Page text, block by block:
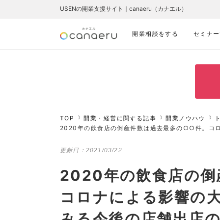
開業相談をする セミナ
USENの開業支援サイト｜canaeru（カナエル）
TOP 開業・経営に関する記事 開業ノウハウ
2020年の飲食店の倒産件数は過去最多の○○件。コ
更新日： 2021/03/22
2020年の飲食店の
コロナによる影響の